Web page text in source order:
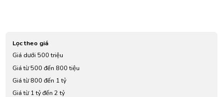
Lọc theo giá
Giá dưới 500 triệu
Giá từ 500 đến 800 tiệu
Giá từ 800 đến 1 tỷ
Giá từ 1 tỷ đến 2 tỷ